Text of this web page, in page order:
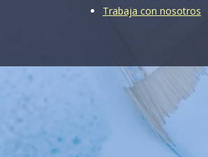
Trabaja con nosotros